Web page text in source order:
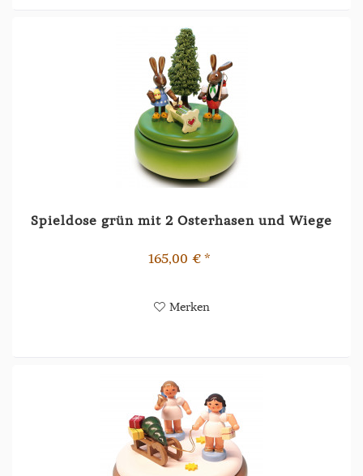
Spieldose grün mit 2 Osterhasen und Wiege
165,00 € *
Merken